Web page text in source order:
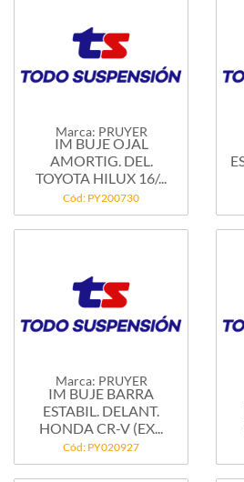
Marca: PRUYER
IM BUJE OJAL
AMORTIG. DEL.
TOYOTA HILUX 16/...
Cód: PY200730
Marca: PRUYER
IM BUJE BARRA
ESTABIL. DELANT.
HONDA CR-V (EX...
Cód: PY020927